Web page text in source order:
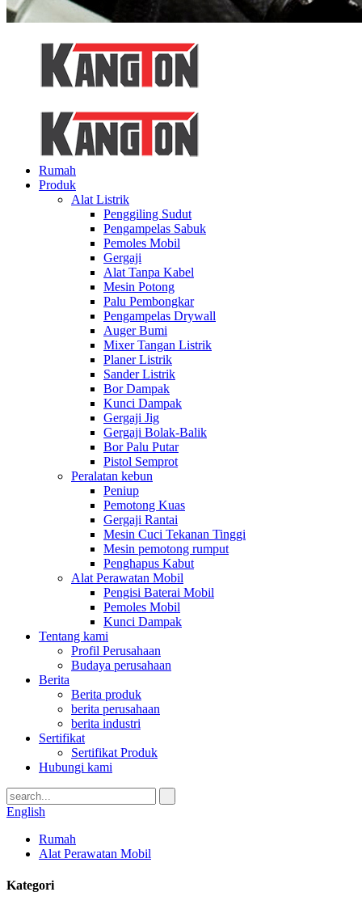
Rumah
Produk
Alat Listrik
Penggiling Sudut
Pengampelas Sabuk
Pemoles Mobil
Gergaji
Alat Tanpa Kabel
Mesin Potong
Palu Pembongkar
Pengampelas Drywall
Auger Bumi
Mixer Tangan Listrik
Planer Listrik
Sander Listrik
Bor Dampak
Kunci Dampak
Gergaji Jig
Gergaji Bolak-Balik
Bor Palu Putar
Pistol Semprot
Peralatan kebun
Peniup
Pemotong Kuas
Gergaji Rantai
Mesin Cuci Tekanan Tinggi
Mesin pemotong rumput
Penghapus Kabut
Alat Perawatan Mobil
Pengisi Baterai Mobil
Pemoles Mobil
Kunci Dampak
Tentang kami
Profil Perusahaan
Budaya perusahaan
Berita
Berita produk
berita perusahaan
berita industri
Sertifikat
Sertifikat Produk
Hubungi kami
English
Rumah
Alat Perawatan Mobil
Kategori